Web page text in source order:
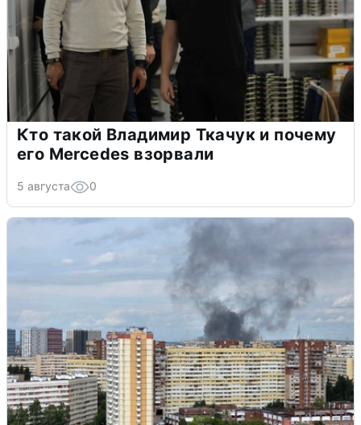
Кто такой Владимир Ткачук и почему
его Mercedes взорвали
5 августа 0